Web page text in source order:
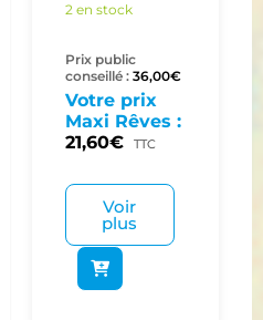
2 en stock
Prix public
conseillé : 36,00€
Votre prix
Maxi Rêves :
21,60€ TTC
Voir
plus